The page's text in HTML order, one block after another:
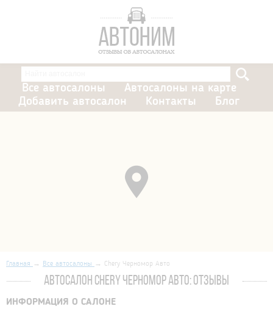
Все автосалоны
Автосалоны на карте
Добавить автосалон
Контакты Блог
Главная Все автосалоны Chery Черномор Авто
АВТОСАЛОН CHERY ЧЕРНОМОР АВТО: ОТЗЫВЫ
ИНФОРМАЦИЯ О САЛОНЕ